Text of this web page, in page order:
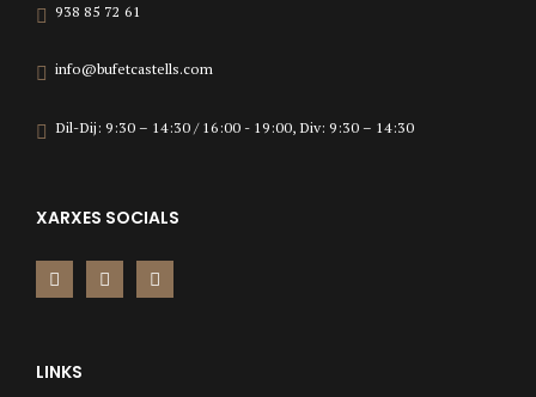
938 85 72 61
info@bufetcastells.com
Dil-Dij: 9:30 – 14:30 / 16:00 - 19:00, Div: 9:30 – 14:30
XARXES SOCIALS
LINKS